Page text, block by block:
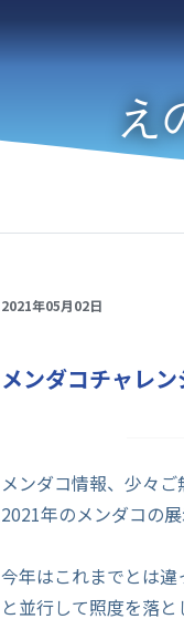
え
2021年05月02日
メンダコチャレ
メンダコ情報、少々ご
2021年のメンダコの
今年はこれまでとは
と並行して照度を落